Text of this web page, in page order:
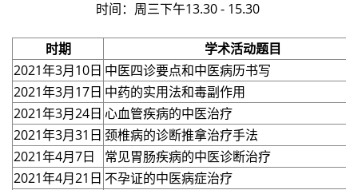
时间：周三下午13.30 - 15.30
时期
学术活动题目
2021年3月10日 中医四诊要点和中医病历书写
2021年3月17日 中药的实用法和毒副作用
2021年3月24日 心血管疾病的中医治疗
2021年3月31日 颈椎病的诊断推拿治疗手法
2021年4月7日
常见胃肠疾病的中医诊断治疗
2021年4月21日 不孕证的中医病症治疗